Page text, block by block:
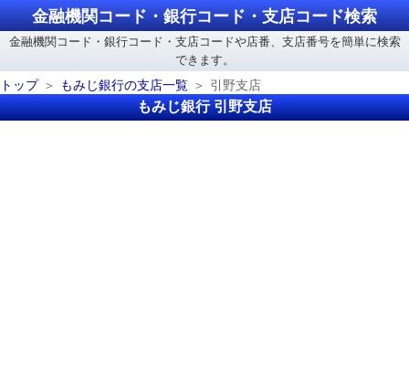
金融機関コード・銀行コード・支店コード検索
金融機関コード・銀行コード・支店コードや店番、支店番号を簡単に検索
できます。
トップ
もみじ銀行の支店一覧 引野支店
もみじ銀行 引野支店